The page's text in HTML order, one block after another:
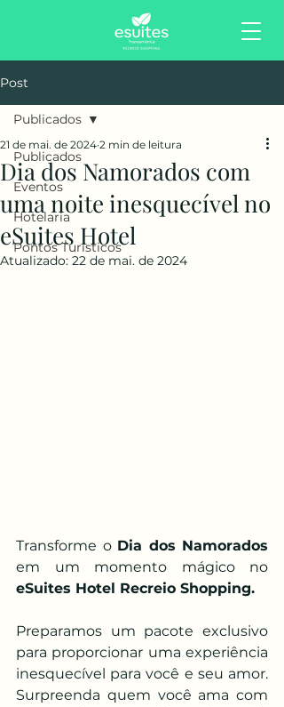
Post
Publicados
Eventos
Hotelaria
Pontos Turísticos
Publicados
Dia dos Namorados com
uma noite inesquecível no
eSuites Hotel
21 de mai. de 2024 2 min de leitura
Atualizado: 22 de mai. de 2024
Transforme o Dia dos Namorados
eSuites Hotel Recreio Shopping.
Preparamos um pacote exclusivo
para proporcionar uma experiência
inesquecível para você e seu amor.
Surpreenda quem você ama com